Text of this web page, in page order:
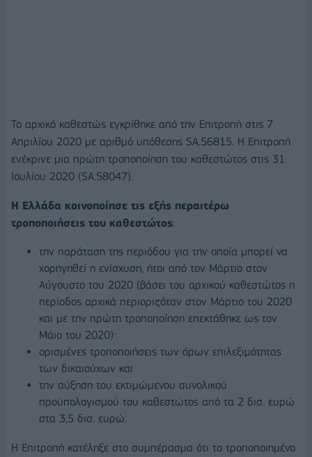
Το αρχικό καθεστώς εγκρίθηκε από την Επιτροπή στις 7
Απριλίου 2020 με αριθμό υπόθεσης SA.56815. Η Επιτροπή
ενέκρινε μια πρώτη τροποποίηση του καθεστώτος στις 31
Ιουλίου 2020 (SA.58047).
Η Ελλάδα κοινοποίησε τις εξής περαιτέρω
τροποποιήσεις του καθεστώτος:
την παράταση της περιόδου για την οποία μπορεί να
χορηγηθεί η ενίσχυση, ήτοι από τον Μάρτιο στον
Αύγουστο του 2020 (βάσει του αρχικού καθεστώτος η
περίοδος αρχικά περιοριζόταν στον Μάρτιο του 2020
και με την πρώτη τροποποίηση επεκτάθηκε ως τον
Μάιο του 2020)·
ορισμένες τροποποιήσεις των όρων επιλεξιμότητας
των δικαιούχων και
την αύξηση του εκτιμώμενου συνολικού
προϋπολογισμού του καθεστώτος από τα 2 δισ. ευρώ
στα 3,5 δισ. ευρώ.
Η Επιτροπή κατέληξε στο συμπέρασμα ότι το τροποποιημένο